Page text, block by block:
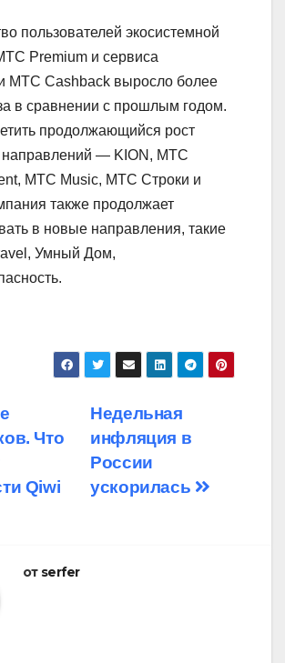
пользователей экосистемной
Premium и сервиса
МТС Cashback выросло более
в сравнении с прошлым годом.
продолжающийся рост
— KION, МТС
МТС Music, МТС Строки и
также продолжает
в новые направления, такие
Умный Дом,
Недельная
инфляция в
России
ускорилась
Что
Qiwi
от serfer